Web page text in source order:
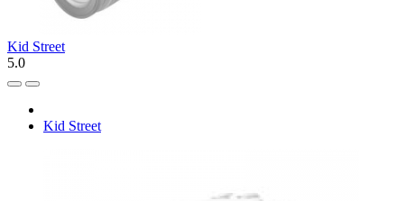
Kid Street
5.0
Kid Street